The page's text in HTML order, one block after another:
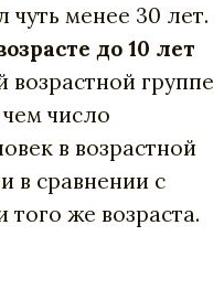
чуть менее 30 лет.
до 10 лет
возрастной группе
число
в возрастной
в сравнении с
же возраста.